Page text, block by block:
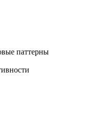
паттерны